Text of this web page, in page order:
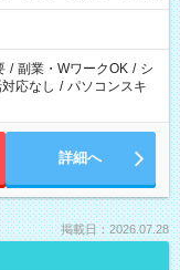
/ 副業・WワークOK / シ
応なし / パソコンスキ
詳細へ
掲載日：2026.07.28